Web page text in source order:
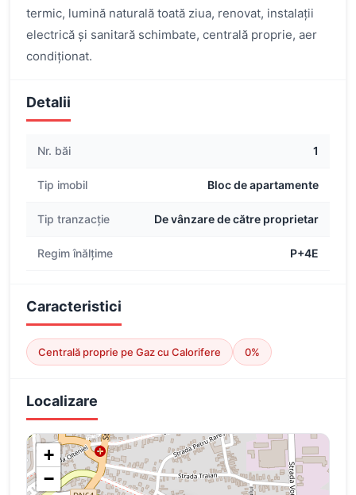
termic, lumină naturală toată ziua, renovat, instalații
electrică și sanitară schimbate, centrală proprie, aer
condiționat.
Detalii
Nr. băi 1
Tip imobil Bloc de apartamente
Tip tranzacție De vânzare de către proprietar
Regim înălțime P+4E
Caracteristici
Centrală proprie pe Gaz cu Calorifere 0%
Localizare
+
−